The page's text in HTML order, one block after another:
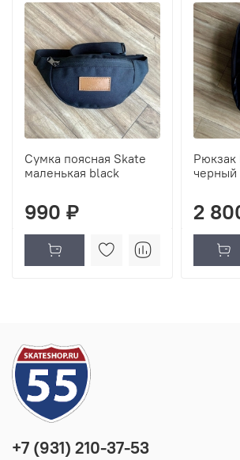
Сумка поясная Skate
маленькая black
990 ₽
черный
2
+7 (931) 210-37-53